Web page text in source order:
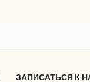
ЗАПИСАТЬСЯ К